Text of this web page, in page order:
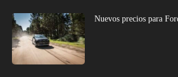
Nuevos precios para